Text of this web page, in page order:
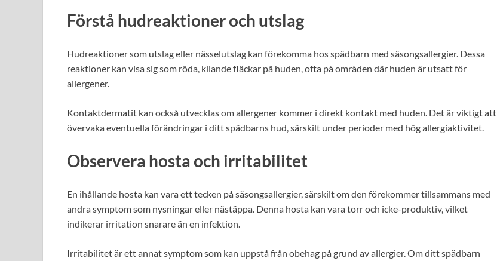
Förstå hudreaktioner och utslag
Hudreaktioner som utslag eller nässelutslag kan förekomma hos spädbarn med säsongsallergier. Dessa
reaktioner kan visa sig som röda, kliande fläckar på huden, ofta på områden där huden är utsatt för
allergener.
Kontaktdermatit kan också utvecklas om allergener kommer i direkt kontakt med huden. Det är viktigt att
övervaka eventuella förändringar i ditt spädbarns hud, särskilt under perioder med hög allergiaktivitet.
Observera hosta och irritabilitet
En ihållande hosta kan vara ett tecken på säsongsallergier, särskilt om den förekommer tillsammans med
andra symptom som nysningar eller nästäppa. Denna hosta kan vara torr och icke-produktiv, vilket
indikerar irritation snarare än en infektion.
Irritabilitet är ett annat symptom som kan uppstå från obehag på grund av allergier. Om ditt spädbarn